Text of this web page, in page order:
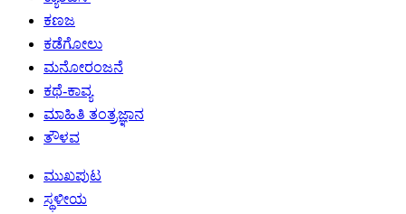
ಕಣಜ
ಕಡೆಗೋಲು
ಮನೋರಂಜನೆ
ಕಥೆ-ಕಾವ್ಯ
ಮಾಹಿತಿ ತಂತ್ರಜ್ಞಾನ
ತೌಳವ
ಮುಖಪುಟ
ಸ್ಥಳೀಯ